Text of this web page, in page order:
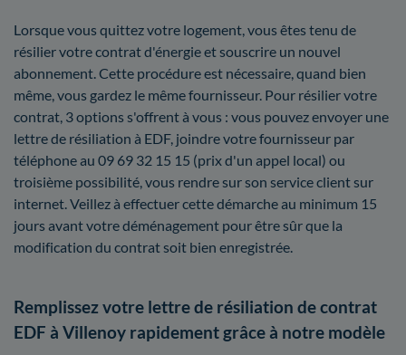
Lorsque vous quittez votre logement, vous êtes tenu de
résilier votre contrat d'énergie et souscrire un nouvel
abonnement. Cette procédure est nécessaire, quand bien
même, vous gardez le même fournisseur. Pour résilier votre
contrat, 3 options s'offrent à vous : vous pouvez envoyer une
lettre de résiliation à EDF, joindre votre fournisseur par
téléphone au 09 69 32 15 15 (prix d'un appel local) ou
troisième possibilité, vous rendre sur son service client sur
internet. Veillez à effectuer cette démarche au minimum 15
jours avant votre déménagement pour être sûr que la
modification du contrat soit bien enregistrée.
Remplissez votre lettre de résiliation de contrat
EDF à Villenoy rapidement grâce à notre modèle